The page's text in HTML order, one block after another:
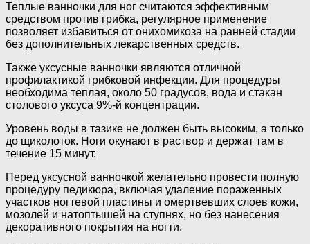
Теплые ванночки для ног считаются эффективным
средством против грибка, регулярное применение
позволяет избавиться от онихомикоза на ранней стадии
без дополнительных лекарственных средств.
Также уксусные ванночки являются отличной
профилактикой грибковой инфекции. Для процедуры
необходима теплая, около 50 градусов, вода и стакан
столового уксуса 9%-й концентрации.
Уровень воды в тазике не должен быть высоким, а только
до щиколоток. Ноги окунают в раствор и держат там в
течение 15 минут.
Перед уксусной ванночкой желательно провести полную
процедуру педикюра, включая удаление пораженных
участков ногтевой пластины и омертвевших слоев кожи,
мозолей и натоптышей на ступнях, но без нанесения
декоративного покрытия на ногти.